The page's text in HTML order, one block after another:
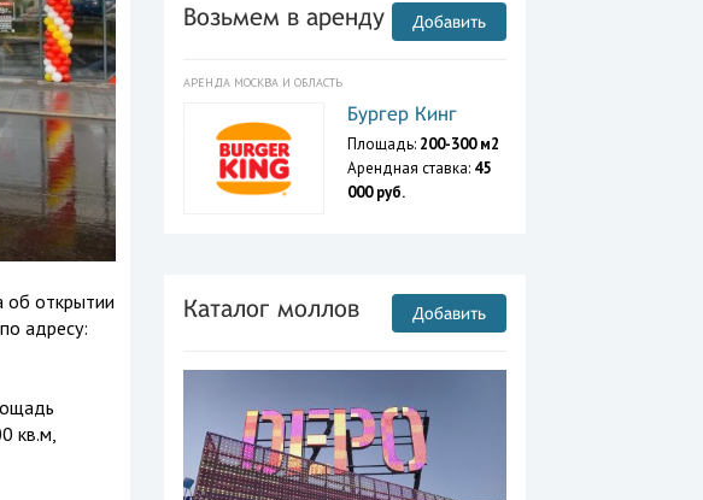
об открытии
адресу:
кв.м,
Возьмем в аренду Добавить
АРЕНДА МОСКВА И ОБЛАСТЬ
Бургер Кинг
Площадь: 200-300 м2
Арендная ставка: 45
000 руб.
Каталог моллов Добавить